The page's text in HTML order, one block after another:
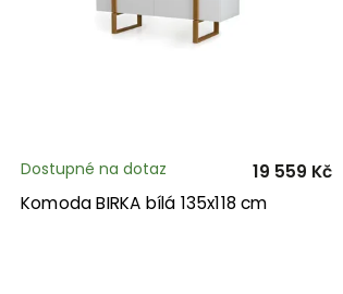
Komoda BIRKA bílá 135x118 cm
Dostupné na dotaz
19 559 Kč